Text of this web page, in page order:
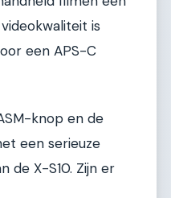
is
een APS-C
knop en de
een serieuze
de X-S10. Zijn er